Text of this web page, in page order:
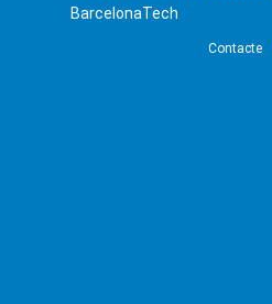
BarcelonaTech
Contacte